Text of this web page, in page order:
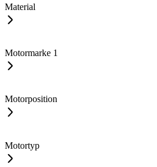
Material
Motormarke 1
Motorposition
Motortyp